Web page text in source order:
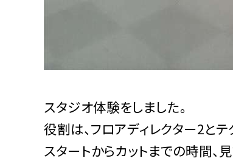
スタジオ体験をしました。
役割は、フロアディレクター2とテ
スタートからカットまでの時間、